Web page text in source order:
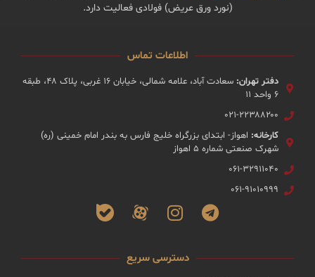
(نورد ورق عریض) فولادی فعالیت دارد.
اطلاعات تماس
دفتر تهران:
سعادت آباد، علامه شمالی، خیابان ۱۶ غربی، پلاک ۴۸، طبقه
۶ واحد ۱۱
۰۲۱-۲۲۳۸۸۲۰۰
کارخانه: اهواز- ابتدای بزرگراه خلیج فارس به بندر امام خمینی (ره)
شهرک صنعتی شماره ۵ اهواز
۰۶۱-۳۲۹۱۱۰۴۰
۰۶۱-۹۱۰۱۰۹۹۹
دسترسی سریع